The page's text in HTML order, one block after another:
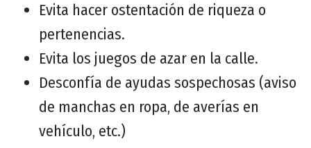
Evita hacer ostentación de riqueza o
pertenencias.
Evita los juegos de azar en la calle.
Desconfía de ayudas sospechosas (aviso
de manchas en ropa, de averías en
vehículo, etc.)